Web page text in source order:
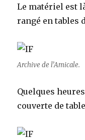
Le matériel est
rangé en tables
Archive de l’Amicale.
Quelques
couverte de